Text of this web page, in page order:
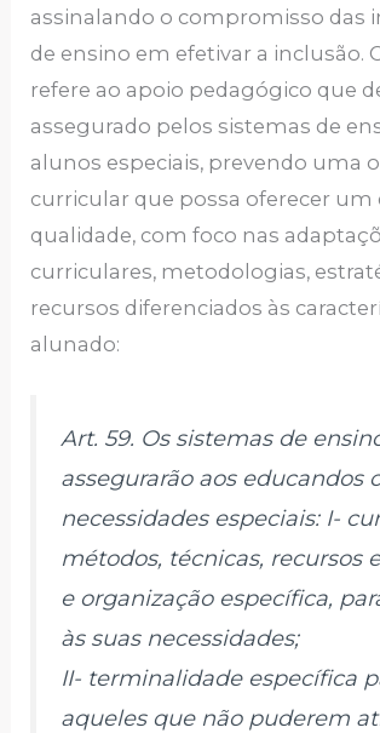
assinalando o compromisso das
de ensino em efetivar a inclusão.
refere ao apoio pedagógico que
assegurado pelos sistemas de
alunos especiais, prevendo uma
curricular que possa oferecer um
qualidade, com foco nas
curriculares, metodologias,
recursos diferenciados às
alunado:
Art. 59. Os sistemas de
assegurarão aos educandos
necessidades especiais: I-
métodos, técnicas, recursos
e organização específica,
às suas necessidades;
II- terminalidade específica
aqueles que não puderem